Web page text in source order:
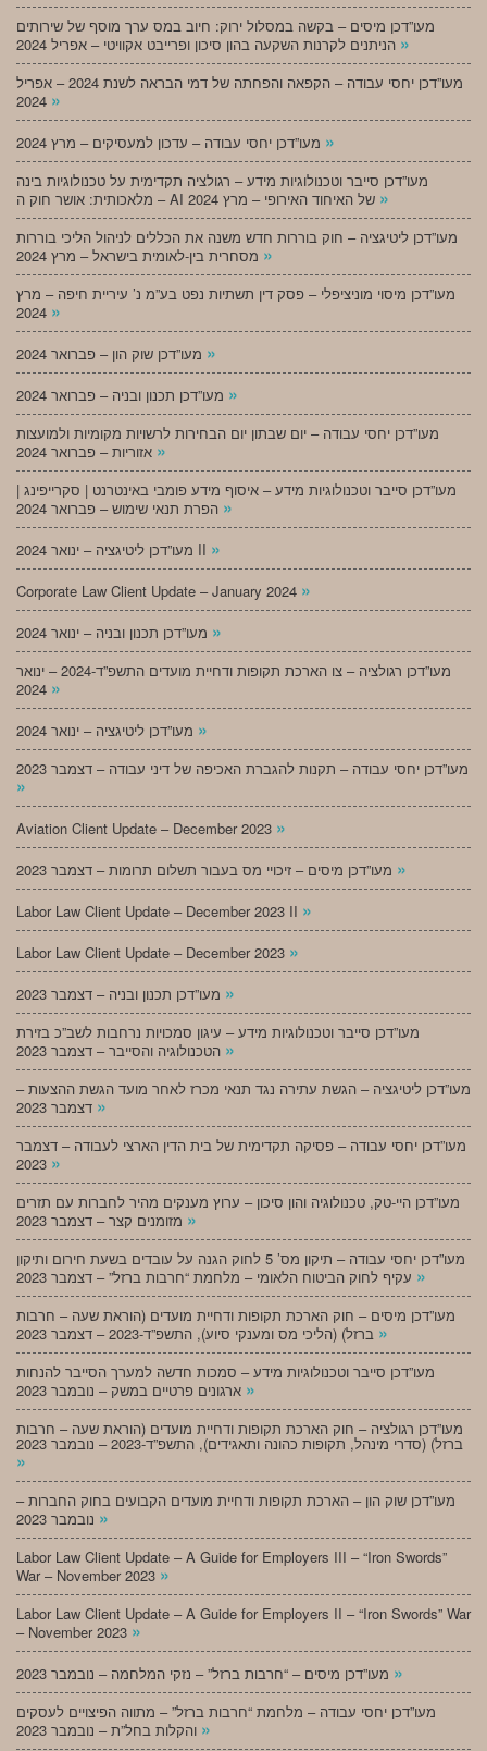
מעו”דכן מיסים – בקשה במסלול ירוק: חיוב במס ערך מוסף של שירותים
»
מעו”דכן יחסי עבודה – הקפאה והפחתה של דמי הבראה לשנת 2024 – אפריל
»
»
מעו”דכן סייבר וטכנולוגיות מידע – רגולציה תקדימית על טכנולוגיות בינה
»
מעו”דכן ליטיגציה – חוק בוררות חדש משנה את הכללים לניהול הליכי בוררות
»
מעו”דכן מיסוי מוניציפלי – פסק דין תשתיות נפט בע”מ נ’ עיריית חיפה – מרץ
»
»
»
מעו”דכן יחסי עבודה – יום שבתון יום הבחירות לרשויות מקומיות ולמועצות
»
מעו”דכן סייבר וטכנולוגיות מידע – איסוף מידע פומבי באינטרנט | סקרייפינג |
»
מעו”דכן ליטיגציה – ינואר 2024 II »
Corporate Law Client Update – January 2024 »
»
מעו”דכן רגולציה – צו הארכת תקופות ודחיית מועדים התשפ”ד-2024 – ינואר
»
»
מעו”דכן יחסי עבודה – תקנות להגברת האכיפה של דיני עבודה – דצמבר 2023
»
Aviation Client Update – December 2023 »
»
Labor Law Client Update – December 2023 II »
Labor Law Client Update – December 2023 »
»
מעו”דכן סייבר וטכנולוגיות מידע – עיגון סמכויות נרחבות לשב”כ בזירת
»
מעו”דכן ליטיגציה – הגשת עתירה נגד תנאי מכרז לאחר מועד הגשת ההצעות –
»
מעו”דכן יחסי עבודה – פסיקה תקדימית של בית הדין הארצי לעבודה – דצמבר
»
מעו”דכן היי-טק, טכנולוגיה והון סיכון – ערוץ מענקים מהיר לחברות עם תזרים
»
מעו”דכן יחסי עבודה – תיקון מס’ 5 לחוק הגנה על עובדים בשעת חירום ותיקון
»
מעו”דכן מיסים – חוק הארכת תקופות ודחיית מועדים (הוראת שעה – חרבות
»
מעו”דכן סייבר וטכנולוגיות מידע – סמכות חדשה למערך הסייבר להנחות
»
מעו”דכן רגולציה – חוק הארכת תקופות ודחיית מועדים (הוראת שעה – חרבות
ברזל) (סדרי מינהל, תקופות כהונה ותאגידים), התשפ”ד-2023 – נובמבר 2023
»
מעו”דכן שוק הון – הארכת תקופות ודחיית מועדים הקבועים בחוק החברות –
»
Labor Law Client Update – A Guide for Employers III – “Iron Swords”
War – November 2023 »
Labor Law Client Update – A Guide for Employers II – “Iron Swords” War
– November 2023 »
»
מעו”דכן יחסי עבודה – מלחמת “חרבות ברזל” – מתווה הפיצויים לעסקים
»